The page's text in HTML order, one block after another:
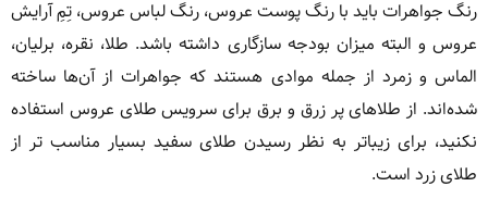
رنگ جواهرات باید با رنگ پوست عروس، رنگ لباس عروس، تِمِ آرایش
عروس و البته میزان بودجه سازگاری داشته باشد. طلا، نقره، برلیان،
الماس و زمرد از جمله موادی هستند که جواهرات از آن‌ها ساخته
شده‌اند. از طلاهای پر زرق و برق برای سرویس طلای عروس استفاده
نکنید، برای زیباتر به نظر رسیدن طلای سفید بسیار مناسب تر از
طلای زرد است.